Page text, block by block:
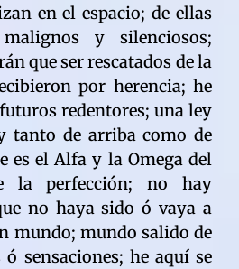
en el espacio; de ellas
y silenciosos;
que ser rescatados de la
por herencia; he
redentores; una ley
tanto de arriba como de
es el Alfa y la Omega del
la perfección; no hay
no haya sido ó vaya a
mundo; mundo salido de
sensaciones; he aquí se